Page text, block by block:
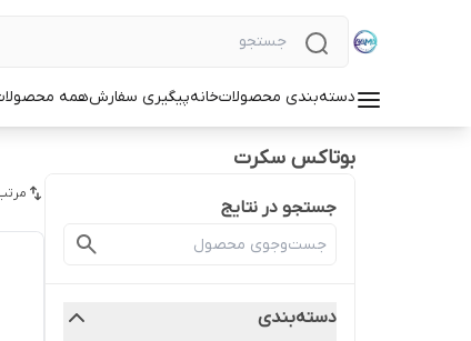
دسته‌بندی محصولاتخانهپیگیری سفارشهمه
بوتاکس سکرت
جستجو در نتایج
دسته‌بندی